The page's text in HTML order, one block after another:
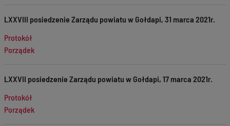
LXXVIII posiedzenie Zarządu powiatu w Gołdapi, 31 marca 2021r.
Protokół
Porządek
LXXVII posiedzenie Zarządu powiatu w Gołdapi, 17 marca 2021r.
Protokół
Porządek